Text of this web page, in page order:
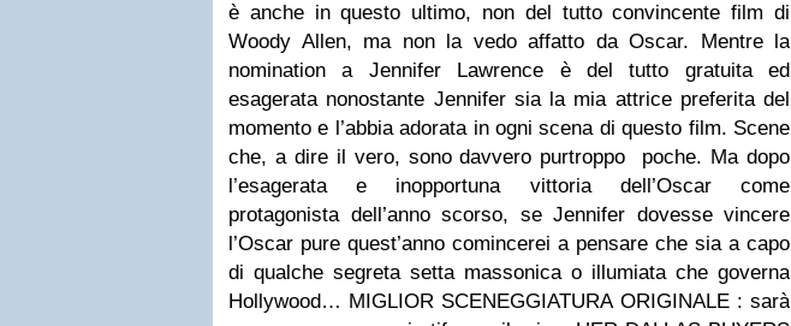
è anche in questo ultimo, non del tutto convincente film di
Woody Allen, ma non la vedo affatto da Oscar.
Mentre la
nomination a Jennifer Lawrence è del tutto gratuita ed
esagerata nonostante Jennifer sia la mia attrice preferita del
momento e l’abbia adorata in ogni scena di questo film. Scene
che, a dire il vero, sono davvero purtroppo poche. Ma dopo
l’esagerata e inopportuna vittoria dell’Oscar come
protagonista dell’anno scorso, se Jennifer dovesse vincere
l’Oscar pure quest’anno comincerei a pensare che sia a capo
di qualche segreta setta massonica o illumiata che governa
Hollywood… MIGLIOR SCENEGGIATURA ORIGINALE : sarà